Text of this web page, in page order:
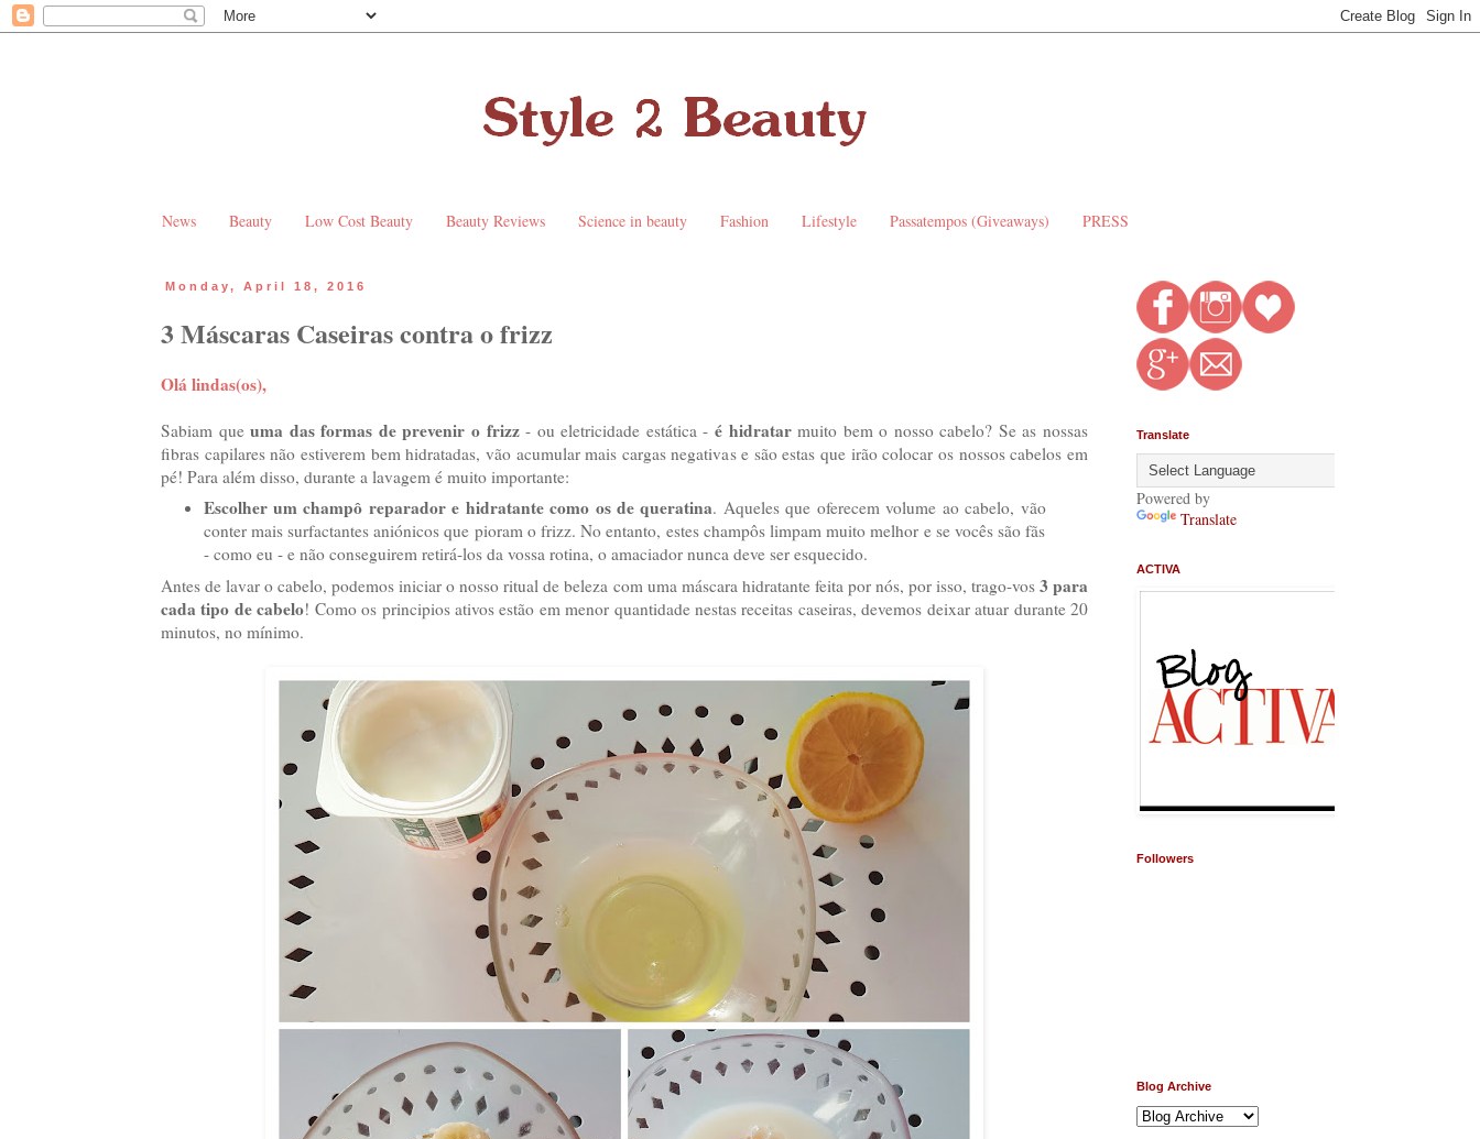
News Beauty Low Cost Beauty Beauty Reviews Science in beauty Fashion Lifestyle Passatempos (Giveaways) PRESS
Monday, April 18, 2016
3 Máscaras Caseiras contra o frizz
Olá lindas(os),
Sabiam queuma das formas de prevenir o frizz- ou eletricidade estática - é hidratarmuito bem o nosso cabelo? Se as nossas
fibras capilares não estiverem bem hidratadas, vão acumular mais cargas negativas e são estas que irão colocar os nossos cabelos em
pé! Para além disso, durante a lavagem é muito importante:
Escolher um champô reparador e hidratante como os de queratina. Aqueles que oferecem volume ao cabelo, vão
conter mais surfactantes aniónicos que pioram o frizz. No entanto, estes champôs limpam muito melhor e se vocês são fãs
- como eu - e não conseguirem retirá-los da vossa rotina, o amaciador nunca deve ser esquecido.
Antes de lavar o cabelo, podemos iniciar o nosso ritual de beleza com uma máscara hidratante feita por nós, por isso, trago-vos 3 para
cada tipo de cabelo! Como os principios ativos estão em menor quantidade nestas receitas caseiras, devemos deixar atuar durante 20
minutos, no mínimo.
Translate
Powered by
Translate
ACTIVA
Followers
Blog Archive